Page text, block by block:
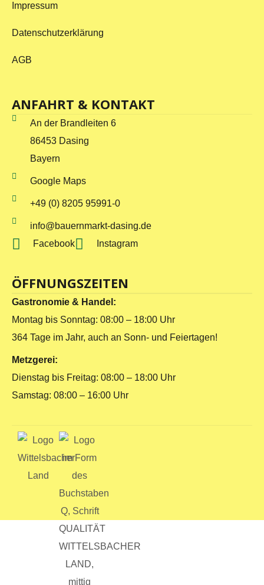
Impressum
Datenschutzerklärung
AGB
ANFAHRT & KONTAKT
An der Brandleiten 6
86453 Dasing
Bayern
Google Maps
+49 (0) 8205 95991-0
info@bauernmarkt-dasing.de
Facebook
Instagram
ÖFFNUNGSZEITEN
Gastronomie & Handel:
Montag bis Sonntag: 08:00 – 18:00 Uhr
364 Tage im Jahr, auch an Sonn- und Feiertagen!
Metzgerei:
Dienstag bis Freitag: 08:00 – 18:00 Uhr
Samstag: 08:00 – 16:00 Uhr